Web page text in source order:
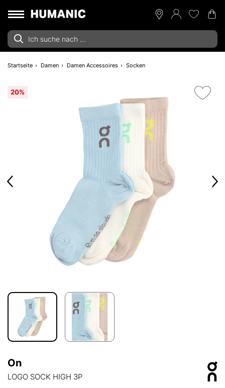
Startseite Damen Damen Accessoires Socken
20%
On
LOGO SOCK HIGH 3P